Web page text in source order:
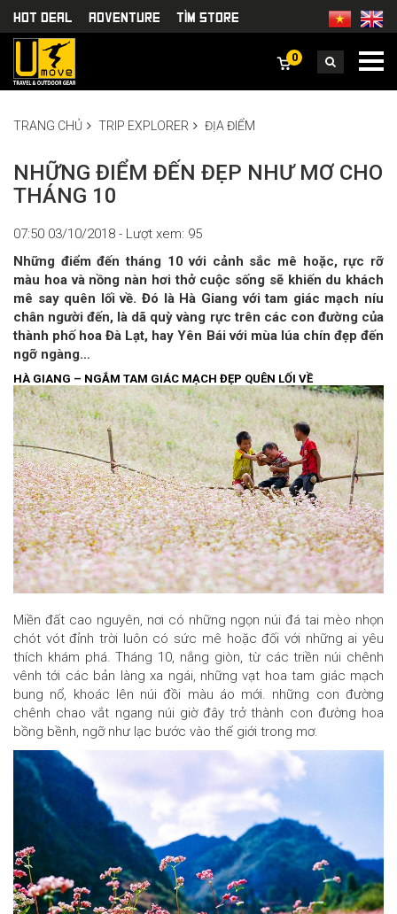
HOT DEAL Adventure TÌm Store
0
TRANG CHỦ TRIP EXPLORER ĐỊA ĐIỂM
NHỮNG ĐIỂM ĐẾN ĐẸP NHƯ MƠ CHO
THÁNG 10
07:50 03/10/2018 - Lượt xem: 95
Những điểm đến tháng 10 với cảnh sắc mê hoặc, rực rỡ
màu hoa và nồng nàn hơi thở cuộc sống sẽ khiến du khách
mê say quên lối về. Đó là Hà Giang với tam giác mạch níu
chân người đến, là dã quỳ vàng rực trên các con đường của
thành phố hoa Đà Lạt, hay Yên Bái với mùa lúa chín đẹp đến
ngỡ ngàng…
HÀ GIANG – NGẮM TAM GIÁC MẠCH ĐẸP QUÊN LỐI VỀ
Miền đất cao nguyên, nơi có những ngọn núi đá tai mèo nhọn
chót vót đỉnh trời luôn có sức mê hoặc đối với những ai yêu
thích khám phá. Tháng 10, nắng giòn, từ các triền núi chênh
vênh tới các bản làng xa ngái, những vạt hoa tam giác mạch
bung nổ, khoác lên núi đồi màu áo mới. những con đường
chênh chao vắt ngang núi giờ đây trở thành con đường hoa
bồng bềnh, ngỡ như lạc bước vào thế giới trong mơ.